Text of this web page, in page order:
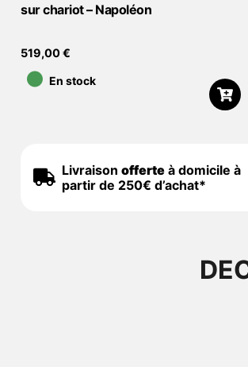
sur chariot – Napoléon
519,00€
•En stock
Livraison offerte à domicile à
partir de 250€ d’achat*